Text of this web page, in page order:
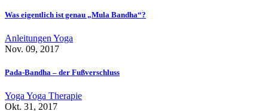
Was eigentlich ist genau „Mula Bandha“?
Anleitungen Yoga
Nov. 09, 2017
Pada-Bandha – der Fußverschluss
Yoga Yoga Therapie
Okt. 31, 2017